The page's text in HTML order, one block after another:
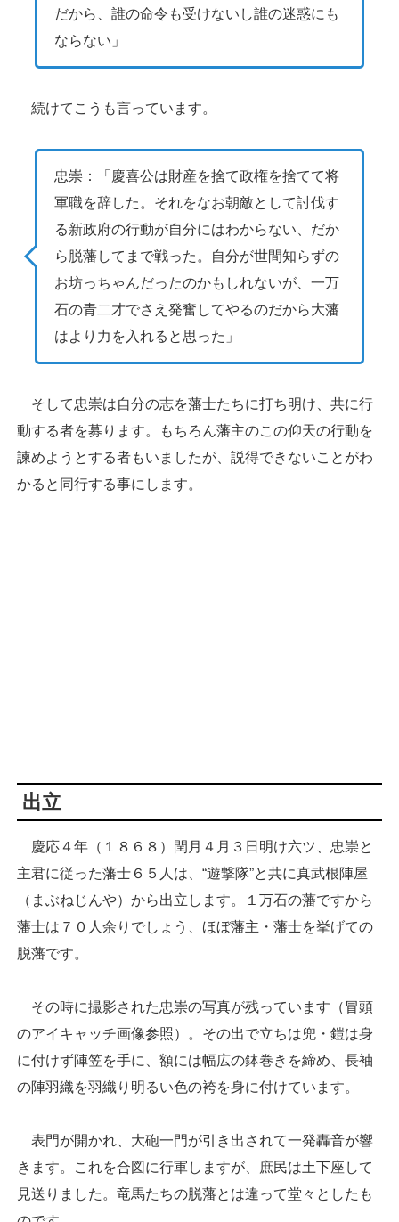
だから、誰の命令も受けないし誰の迷惑にも
ならない」
続けてこうも言っています。
忠崇：「慶喜公は財産を捨て政権を捨てて将
軍職を辞した。それをなお朝敵として討伐す
る新政府の行動が自分にはわからない、だか
ら脱藩してまで戦った。自分が世間知らずの
お坊っちゃんだったのかもしれないが、一万
石の青二才でさえ発奮してやるのだから大藩
はより力を入れると思った」
そして忠崇は自分の志を藩士たちに打ち明け、共に行
動する者を募ります。もちろん藩主のこの仰天の行動を
諫めようとする者もいましたが、説得できないことがわ
かると同行する事にします。
出立
慶応４年（１８６８）閏月４月３日明け六ツ、忠崇と
主君に従った藩士６５人は、“遊撃隊”と共に真武根陣屋
（まぶねじんや）から出立します。１万石の藩ですから
藩士は７０人余りでしょう、ほぼ藩主・藩士を挙げての
脱藩です。
その時に撮影された忠崇の写真が残っています（冒頭
のアイキャッチ画像参照）。その出で立ちは兜・鎧は身
に付けず陣笠を手に、額には幅広の鉢巻きを締め、長袖
の陣羽織を羽織り明るい色の袴を身に付けています。
表門が開かれ、大砲一門が引き出されて一発轟音が響
きます。これを合図に行軍しますが、庶民は土下座して
見送りました。竜馬たちの脱藩とは違って堂々としたも